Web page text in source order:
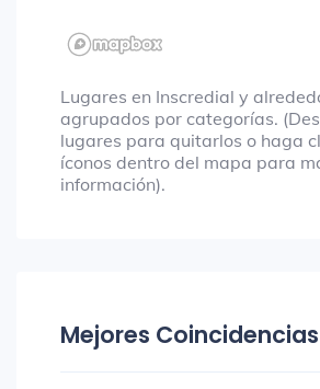
Lugares en Inscredial y
agrupados por categorías.
lugares para quitarlos o haga
íconos dentro del mapa para
información).
Mejores Coincidencias